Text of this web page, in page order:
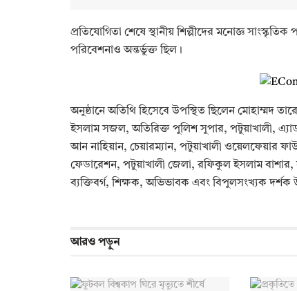
প্রতিযোগিতা শেষে স্থানীয় শিল্পীদের মনোজ্ঞ
পরিবেশনাও অন্তর্ভুক্ত ছিল।
অনুষ্ঠানে অতিথি হিসেবে উপস্থিত ছিলেন মোহাম্মদ
ইসলাম সজল, অতিরিক্ত পুলিশ সুপার, পটুয়াখালী,
আন নাহিয়ান, চেয়ারম্যান, পটুয়াখালী ওয়েলফেয়ার
ফেডারেশন, পটুয়াখালী জেলা, রফিকুল ইসলাম বাশার,
ব্যক্তিবর্গ, শিক্ষক, অভিভাবক এবং বিপুলসংখ্যক দর্শক
আরও পড়ুন